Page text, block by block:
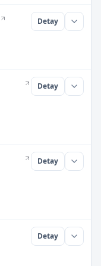
Detay
Detay
Detay
Detay